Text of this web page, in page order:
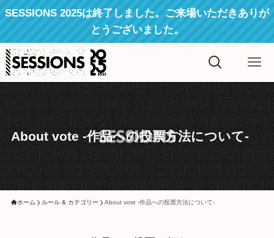
SESSIONS 2025は終了しました。ご来場いただきありが
とうございました。
About vote -作品への投票方法について-
ホーム ルール & カテゴリー About vote -作品への投票方法について-